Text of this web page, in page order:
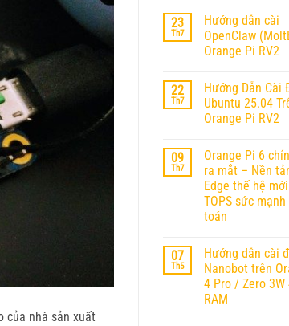
của nhà sản xuất
23
Th7
Hướng dẫn cài
OpenClaw
Orange Pi RV2
bình
luận
ở
Hướng
OpenClaw
(MoltBot)
trên
Orange
Pi
RV2
22
Th7
Hướng Dẫn Cài
Ubuntu 25.04
Orange Pi RV2
bình
luận
ở
Hướng
Dẫn
Cài
Đặt
Trên
Orange
Pi
RV2
09
Th7
Orange Pi 6
ra mắt – Nền
Edge thế hệ
TOPS sức
toán
bình
luận
ở
Orange
Pi
6
07
Th5
Hướng dẫn cài
Nanobot trên
4 Pro / Zero 3W
RAM